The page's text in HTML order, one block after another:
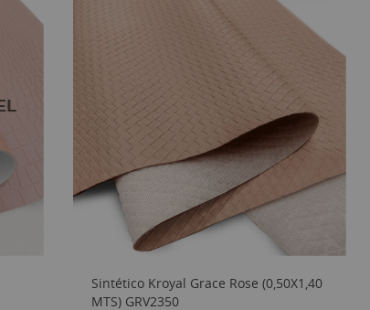
Sintético Kroyal Grace Rose (0,50X1,40
MTS) GRV2350